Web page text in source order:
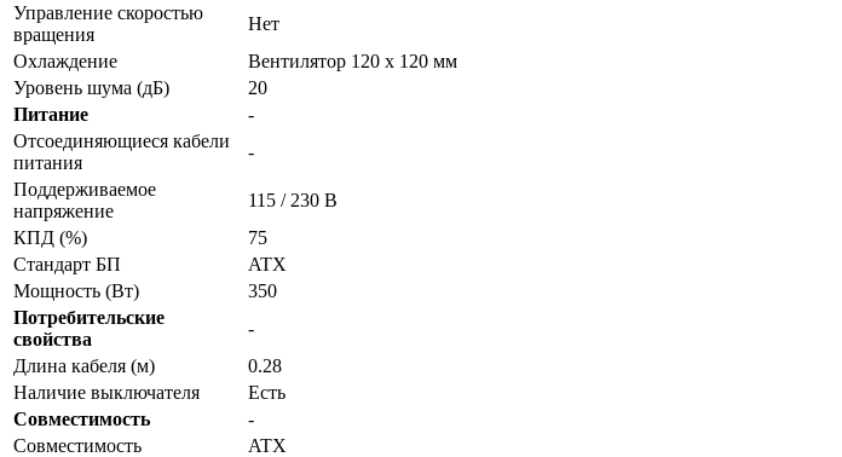
Управление скоростью
вращения
Нет
Охлаждение
Вентилятор 120 x 120 мм
Уровень шума (дБ)
20
Питание
-
Отсоединяющиеся кабели
питания
-
Поддерживаемое
напряжение
115 / 230 В
КПД (%)
75
Стандарт БП
ATX
Мощность (Вт)
350
Потребительские
свойства
-
Длина кабеля (м)
0.28
Наличие выключателя
Есть
Совместимость
-
Совместимость
ATX